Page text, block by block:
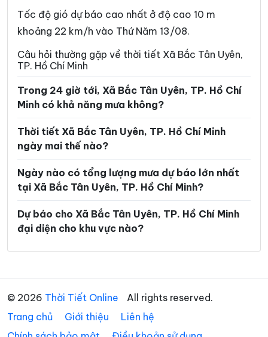
Phường Hòa Hưng Phường Hòa Lợi
Phường Khánh Hội Phường Lái Thiêu
Phường Linh Xuân
Phường Long Hương Phường Long Nguyên
Phường Long Phước Phường Long Trường
Phường Minh Phụng
Phường Phú Lâm Phường Phú Lợi
Phường Phú Mỹ Phường Phú Nhuận
Phường Phú Thạnh
Phường Tam Bình
Phường Tam Long Phường Tam Thắng
Tốc độ gió dự báo cao nhất ở độ cao 10 m
khoảng 22 km/h vào Thứ Năm 13/08.
Câu hỏi thường gặp về thời tiết Xã Bắc Tân Uyên,
TP. Hồ Chí Minh
Trong 24 giờ tới, Xã Bắc Tân Uyên, TP. Hồ Chí
Minh có khả năng mưa không?
Thời tiết Xã Bắc Tân Uyên, TP. Hồ Chí Minh
ngày mai thế nào?
Ngày nào có tổng lượng mưa dự báo lớn nhất
tại Xã Bắc Tân Uyên, TP. Hồ Chí Minh?
Dự báo cho Xã Bắc Tân Uyên, TP. Hồ Chí Minh
đại diện cho khu vực nào?
© 2026 Thời Tiết Online
All rights reserved.
Trang chủ
Giới thiệu
Liên hệ